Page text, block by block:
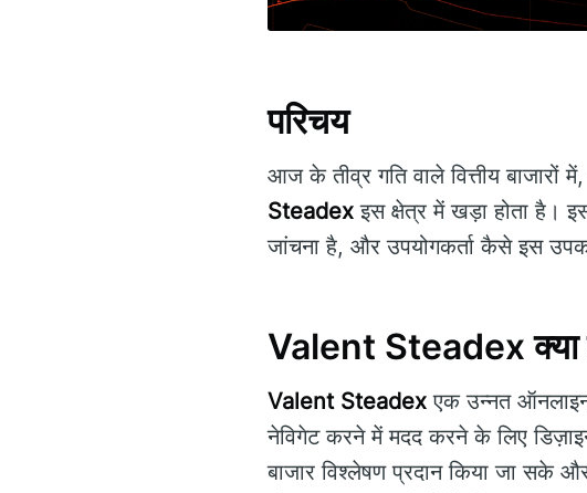
परिचय
आज के तीव्र गति वाले वित्तीय बाजारों
Steadex इस क्षेत्र में खड़ा होता है।
जांचना है, और उपयोगकर्ता कैसे इस
Valent Steadex क्या
Valent Steadex एक उन्नत ऑनलाइन
नेविगेट करने में मदद करने के लिए
बाजार विश्लेषण प्रदान किया जा सके